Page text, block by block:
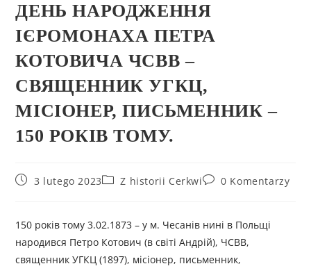
ДЕНЬ НАРОДЖЕННЯ
ІЄРОМОНАХА ПЕТРА
КОТОВИЧА ЧСВВ –
СВЯЩЕННИК УГКЦ,
МІСІОНЕР, ПИСЬМЕННИК –
150 РОКІВ ТОМУ.
3 lutego 2023 Z historii Cerkwi 0 Komentarzy
150 років тому 3.02.1873 – у м. Чесанів нині в Польщі
народився Петро Котович (в світі Андрій), ЧСВВ,
священник УГКЦ (1897), місіонер, письменник,